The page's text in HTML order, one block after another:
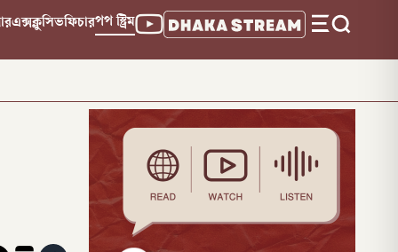
এক্সক্লুসিভফিচারপপ স্ট্রিম